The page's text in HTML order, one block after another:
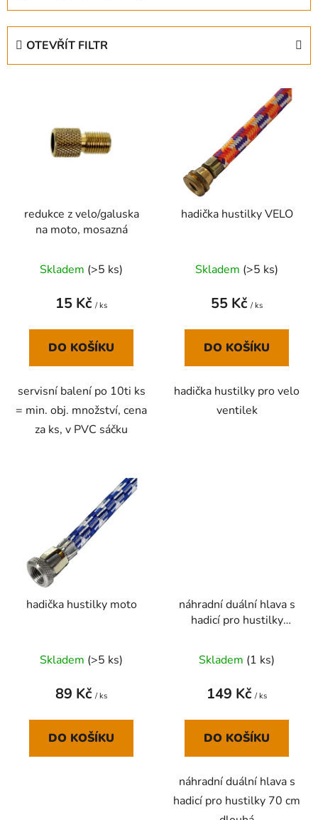
z
OTEVŘÍT FILTR
redukce z velo/galuska
na moto, mosazná
Skladem (>5 ks)
15 Kč / ks
DO KOŠÍKU
servisní balení po 10ti ks
= min. obj. množství, cena
za ks, v PVC sáčku
hadička hustilky VELO
Skladem (>5 ks)
55 Kč / ks
DO KOŠÍKU
hadička hustilky pro velo
ventilek
hadička hustilky moto
Skladem (>5 ks)
89 Kč / ks
DO KOŠÍKU
náhradní duální hlava s
hadicí pro hustilky
MAX1
Skladem (1 ks)
149 Kč / ks
DO KOŠÍKU
náhradní duální hlava s
hadicí pro hustilky 70 cm